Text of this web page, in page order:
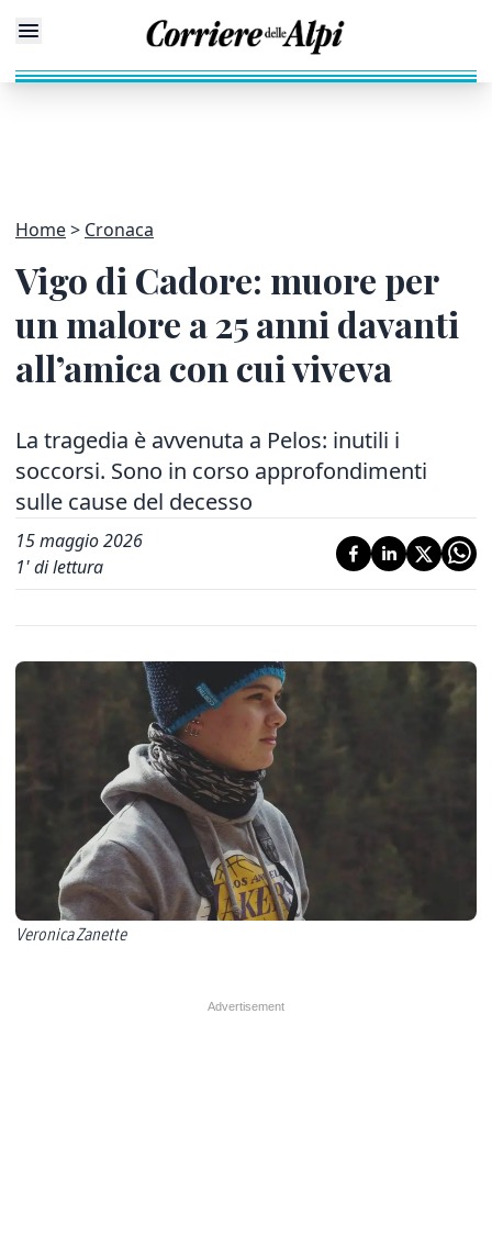
Home Cronaca
Vigo di Cadore: muore per
un malore a 25 anni davanti
all’amica con cui viveva
La tragedia è avvenuta a Pelos: inutili i
soccorsi. Sono in corso approfondimenti
sulle cause del decesso
15 maggio 2026
1' di lettura
Veronica Zanette